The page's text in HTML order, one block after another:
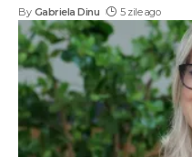
By Gabriela Dinu 5 zile ago